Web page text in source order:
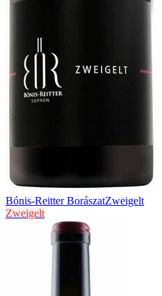
Bónis-Reitter BorászatZweigelt
Zweigelt